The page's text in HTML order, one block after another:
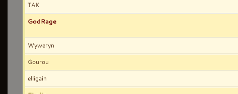
TAK
GodRage
Wyweryn
Gourou
elligain